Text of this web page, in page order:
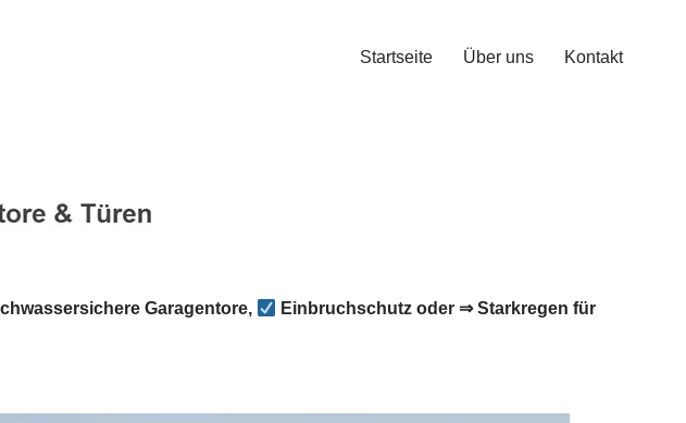
Startseite Über uns Kontakt
Garagentore,
Einbruchschutz oder ⇒ Starkregen für